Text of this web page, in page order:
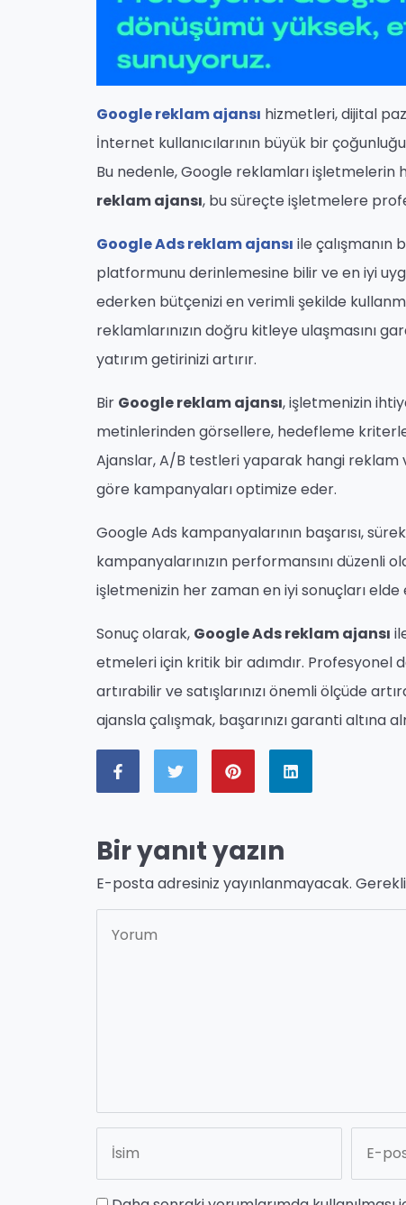
Google reklam ajansı hizmetleri, dijital
İnternet kullanıcılarının büyük bir
Bu nedenle, Google reklamları işletmelerin
reklam ajansı, bu süreçte işletmelere
Google Ads reklam ajansı ile çalışmanın
platformunu derinlemesine bilir ve en iyi
ederken bütçenizi en verimli şekilde
reklamlarınızın doğru kitleye ulaşmasını
yatırım getirinizi artırır.
Bir Google reklam ajansı, işletmenizin
metinlerinden görsellere, hedefleme
Ajanslar, A/B testleri yaparak hangi reklam
göre kampanyaları optimize eder.
Google Ads kampanyalarının başarısı,
kampanyalarınızın performansını
işletmenizin her zaman en iyi sonuçları
Sonuç olarak, Google Ads reklam ajansı
etmeleri için kritik bir adımdır. Profesyonel
artırabilir ve satışlarınızı önemli ölçüde
ajansla çalışmak, başarınızı garanti altına
Bir yanıt yazın
E-posta adresiniz yayınlanmayacak.